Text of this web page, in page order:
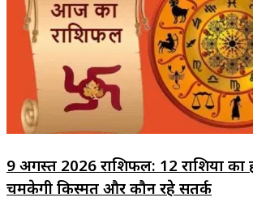
9 अगस्त 2026 राशिफल: 12 राशियों का
चमकेगी किस्मत और कौन रहे सतर्क